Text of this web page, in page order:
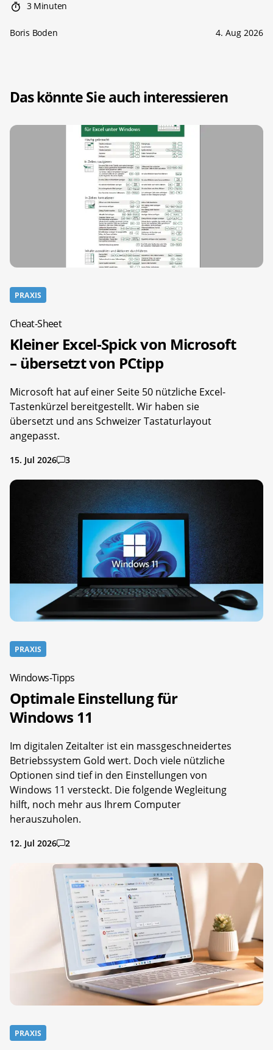
3 Minuten
Boris Boden 4. Aug 2026
Das könnte Sie auch interessieren
PRAXIS
Cheat-Sheet
Kleiner Excel-Spick von Microsoft
– übersetzt von PCtipp
Microsoft hat auf einer Seite 50 nützliche Excel-
Tastenkürzel bereitgestellt. Wir haben sie
übersetzt und ans Schweizer Tastaturlayout
angepasst.
15. Jul 2026 3
PRAXIS
Windows-Tipps
Optimale Einstellung für
Windows 11
Im digitalen Zeitalter ist ein massgeschneidertes
Betriebssystem Gold wert. Doch viele nützliche
Optionen sind tief in den Einstellungen von
Windows 11 versteckt. Die folgende Wegleitung
hilft, noch mehr aus Ihrem Computer
herauszuholen.
12. Jul 2026 2
PRAXIS